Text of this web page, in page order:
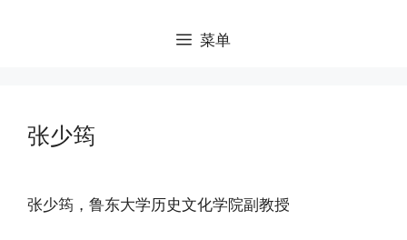
菜单
张少筠
张少筠，鲁东大学历史文化学院副教授